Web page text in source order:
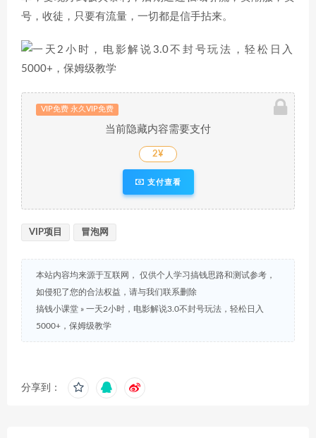
号，收徒，只要有流量，一切都是信手拈来。
VIP免费 永久VIP免费
当前隐藏内容需要支付
2¥
支付查看
VIP项目 冒泡网
本站内容均来源于互联网， 仅供个人学习搞钱思路和测试参考，
如侵犯了您的合法权益，请与我们联系删除
搞钱小课堂 » 一天2小时，电影解说3.0不封号玩法，轻松日入
5000+，保姆级教学
分享到：